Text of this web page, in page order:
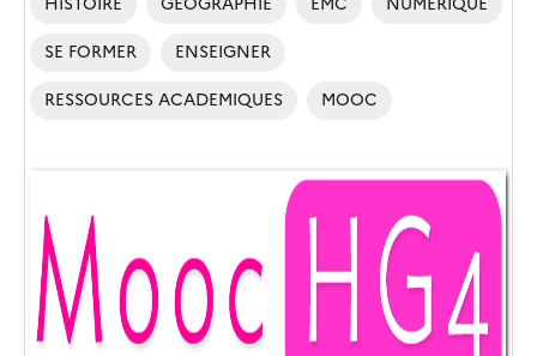
SE FORMER
ENSEIGNER
RESSOURCES ACADEMIQUES
MOOC